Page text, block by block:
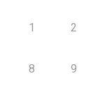
1 2
8 9